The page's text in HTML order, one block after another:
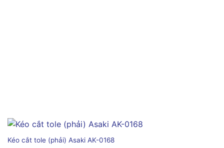
Kéo cắt tole (phải) Asaki AK-0168